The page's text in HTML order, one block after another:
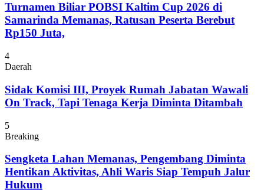
Turnamen Biliar POBSI Kaltim Cup 2026 di
Samarinda Memanas, Ratusan Peserta Berebut
Rp150 Juta,
4
Daerah
Sidak Komisi III, Proyek Rumah Jabatan Wawali
On Track, Tapi Tenaga Kerja Diminta Ditambah
5
Breaking
Sengketa Lahan Memanas, Pengembang Diminta
Hentikan Aktivitas, Ahli Waris Siap Tempuh Jalur
Hukum